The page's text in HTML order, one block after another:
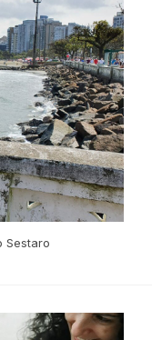
Sestaro